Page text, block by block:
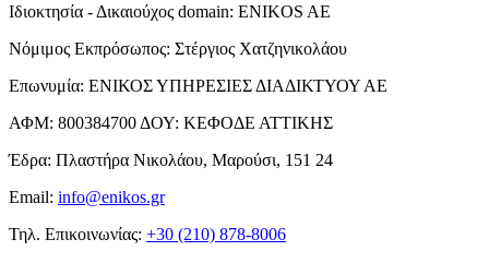
Ιδιοκτησία - Δικαιούχος domain: ENIKOS AE
Νόμιμος Εκπρόσωπος: Στέργιος Χατζηνικολάου
Επωνυμία: ΕΝΙΚΟΣ ΥΠΗΡΕΣΙΕΣ ΔΙΑΔΙΚΤΥΟΥ ΑΕ
ΑΦΜ: 800384700 ΔΟΥ: ΚΕΦΟΔΕ ΑΤΤΙΚΗΣ
Έδρα: Πλαστήρα Νικολάου, Μαρούσι, 151 24
Email: info@enikos.gr
Τηλ. Επικοινωνίας: +30 (210) 878-8006